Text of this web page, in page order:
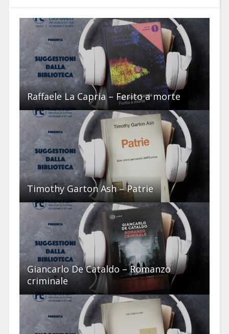
Raffaele La Capria – Ferito a morte
Timothy Garton Ash – Patrie
Giancarlo De Cataldo – Romanzo
criminale